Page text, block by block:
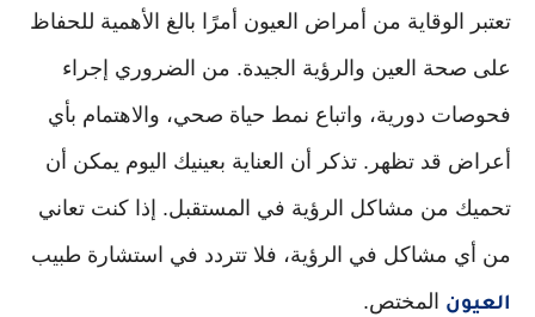
تعتبر الوقاية من أمراض العيون أمرًا بالغ الأهمية للحفاظ
على صحة العين والرؤية الجيدة. من الضروري إجراء
فحوصات دورية، واتباع نمط حياة صحي، والاهتمام بأي
أعراض قد تظهر. تذكر أن العناية بعينيك اليوم يمكن أن
تحميك من مشاكل الرؤية في المستقبل. إذا كنت تعاني
من أي مشاكل في الرؤية، فلا تتردد في استشارة طبيب
العيون المختص.